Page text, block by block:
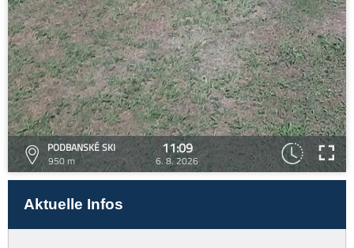
PODBANSKÉ SKI
950 m
11:09
6. 8. 2026
Aktuelle Infos